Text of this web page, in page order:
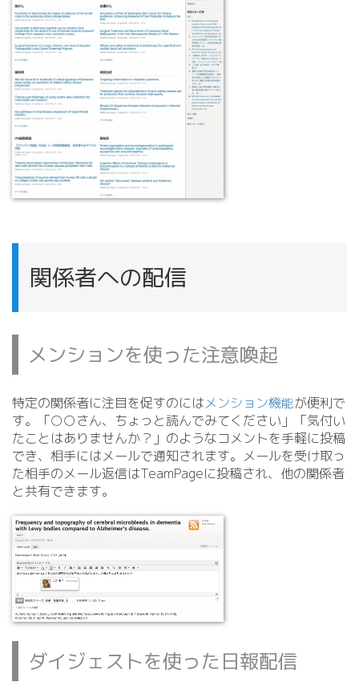
関係者への配信
メンションを使った注意喚起
特定の関係者に注目を促すのにはメンション機能が便利で
す。「○○さん、ちょっと読んでみてください」「気付い
たことはありませんか？」のようなコメントを手軽に投稿
でき、相手にはメールで通知されます。メールを受け取っ
た相手のメール返信はTeamPageに投稿され、他の関係者
と共有できます。
ダイジェストを使った日報配信